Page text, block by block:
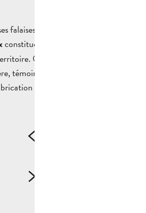
falaises et ses sentiers ombragés,
constitue l’une des plus belles
On y découvre également
témoin d’un savoir-faire
de la glace.